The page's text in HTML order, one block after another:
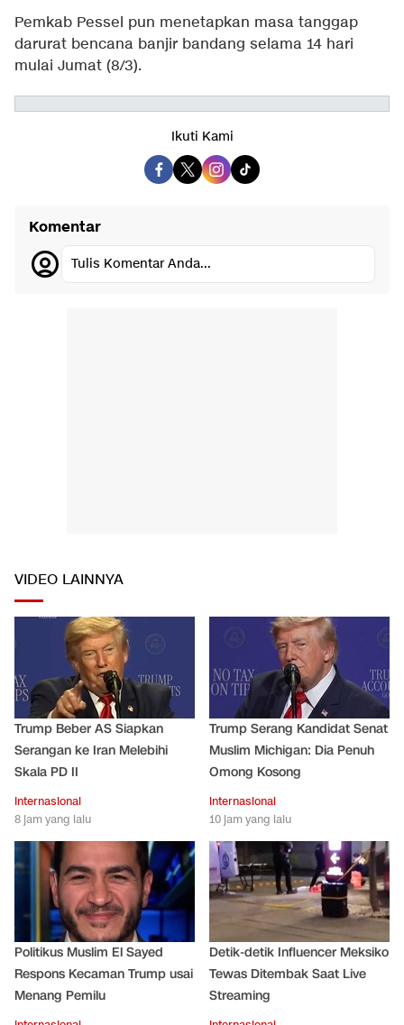
Pemkab Pessel pun menetapkan masa tanggap
darurat bencana banjir bandang selama 14 hari
mulai Jumat (8/3).
Ikuti Kami
Komentar
Tulis Komentar Anda...
VIDEO LAINNYA
Trump Beber AS Siapkan
Serangan ke Iran Melebihi
Skala PD II
Internasional
8 jam yang lalu
Trump Serang Kandidat Senat
Muslim Michigan: Dia Penuh
Omong Kosong
Internasional
10 jam yang lalu
Politikus Muslim El Sayed
Respons Kecaman Trump usai
Menang Pemilu
Detik-detik Influencer Meksiko
Tewas Ditembak Saat Live
Streaming